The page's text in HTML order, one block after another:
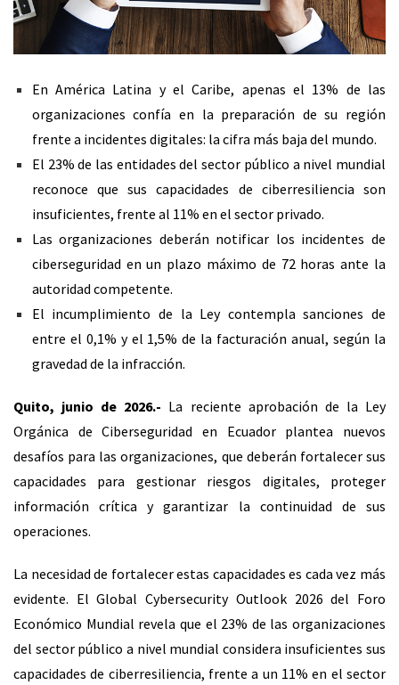
En América Latina y el Caribe, apenas el 13% de las
organizaciones confía en la preparación de su región
frente a incidentes digitales: la cifra más baja del mundo.
El 23% de las entidades del sector público a nivel mundial
reconoce que sus capacidades de ciberresiliencia son
insuficientes, frente al 11% en el sector privado.
Las organizaciones deberán notificar los incidentes de
ciberseguridad en un plazo máximo de 72 horas ante la
autoridad competente.
El incumplimiento de la Ley contempla sanciones de
entre el 0,1% y el 1,5% de la facturación anual, según la
gravedad de la infracción.
Quito, junio de 2026.- La reciente aprobación de la Ley
Orgánica de Ciberseguridad en Ecuador plantea nuevos
desafíos para las organizaciones, que deberán fortalecer sus
capacidades para gestionar riesgos digitales, proteger
información crítica y garantizar la continuidad de sus
operaciones.
La necesidad de fortalecer estas capacidades es cada vez más
evidente. El Global Cybersecurity Outlook 2026 del Foro
Económico Mundial revela que el 23% de las organizaciones
del sector público a nivel mundial considera insuficientes sus
capacidades de ciberresiliencia, frente a un 11% en el sector